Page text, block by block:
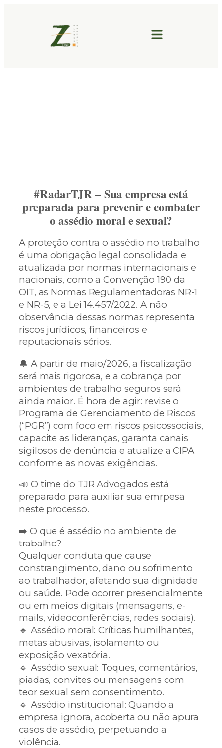
#RadarTJR – Sua empresa está
preparada para prevenir e combater
o assédio moral e sexual?
A proteção contra o assédio no trabalho
é uma obrigação legal consolidada e
atualizada por normas internacionais e
nacionais, como a Convenção 190 da
OIT, as Normas Regulamentadoras NR-1
e NR-5, e a Lei 14.457/2022. A não
observância dessas normas representa
riscos jurídicos, financeiros e
reputacionais sérios.
🔔 A partir de maio/2026, a fiscalização
será mais rigorosa, e a cobrança por
ambientes de trabalho seguros será
ainda maior. É hora de agir: revise o
Programa de Gerenciamento de Riscos
(“PGR”) com foco em riscos psicossociais,
capacite as lideranças, garanta canais
sigilosos de denúncia e atualize a CIPA
conforme as novas exigências.
📣 O time do TJR Advogados está
preparado para auxiliar sua emrpesa
neste processo.
➡️ O que é assédio no ambiente de
trabalho?
Qualquer conduta que cause
constrangimento, dano ou sofrimento
ao trabalhador, afetando sua dignidade
ou saúde. Pode ocorrer presencialmente
ou em meios digitais (mensagens, e-
mails, videoconferências, redes sociais).
🔹 Assédio moral: Críticas humilhantes,
metas abusivas, isolamento ou
exposição vexatória.
🔹 Assédio sexual: Toques, comentários,
piadas, convites ou mensagens com
teor sexual sem consentimento.
🔹 Assédio institucional: Quando a
empresa ignora, acoberta ou não apura
casos de assédio, perpetuando a
violência.